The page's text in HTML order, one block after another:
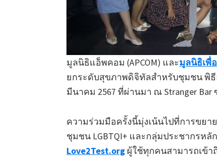
มูลนิธิแอ็พคอม (APCOM) และมูลนิธิเพื่
ยกระดับสุขภาพดิจิทัลสำหรับชุมชน พิธี
มีนาคม 2567 ที่ผ่านมา ณ Stranger Bar
ความร่วมมือครั้งนี้มุ่งเน้นไปที่การขย
ชุมชน LGBTQI+ และกลุ่มประชากรห
Love2Test.org ผู้ใช้ทุกคนสามารถเข้า